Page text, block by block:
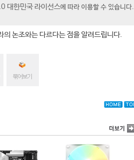
대한민국 라이선스에 따라 이용할 수 있습니다.
논조와는 다르다는 점을 알려드립니다.